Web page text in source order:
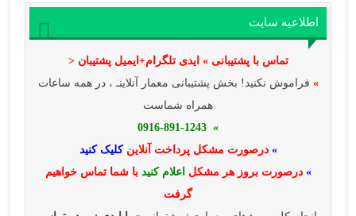
اطلاعیه سایت
تماس با پشتیبانی » ایدی تلگرام+ایمیل پشتیبان <
» فراموش نکنید! بخش پشتیبانی معمار آنلاینـ ، در همه ساعات
همراه شماست
» 0916-891-1243
» درصورت مشکل پرداخت آنلاینکلیک کنید
» درصورت بروز هر مشکل اعلام کنید با شما تماس خواهیم
گرفت